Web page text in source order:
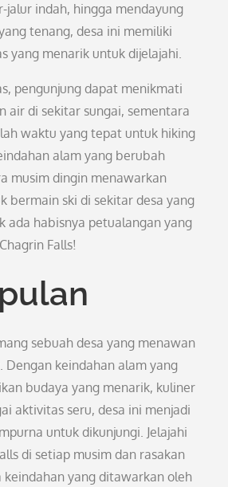
jalur indah, hingga mendayung
tenang, desa ini memiliki
yang menarik untuk dijelajahi.
pengunjung dapat menikmati
air di sekitar sungai, sementara
waktu yang tepat untuk hiking
alam yang berubah
musim dingin menawarkan
bermain ski di sekitar desa yang
ada habisnya petualangan yang
Falls!
sebuah desa yang menawan
Dengan keindahan alam yang
budaya yang menarik, kuliner
aktivitas seru, desa ini menjadi
untuk dikunjungi. Jelajahi
di setiap musim dan rasakan
keindahan yang ditawarkan oleh